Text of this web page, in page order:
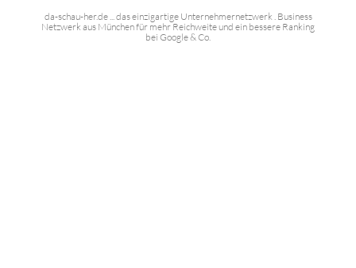
da-schau-her.de ... das einzigartige Unternehmernetzwerk . Business
Netzwerk aus München für mehr Reichweite und ein bessere Ranking
bei Google & Co.